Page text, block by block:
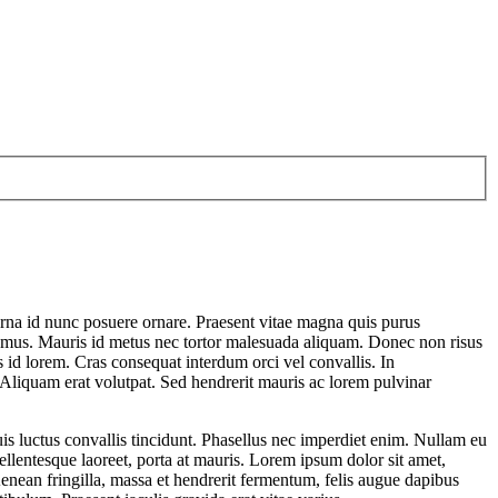
id nunc posuere ornare. Praesent vitae magna quis purus
Mauris id metus nec tortor malesuada aliquam. Donec non risus
id lorem. Cras consequat interdum orci vel convallis. In
erat volutpat. Sed hendrerit mauris ac lorem pulvinar
luctus convallis tincidunt. Phasellus nec imperdiet enim. Nullam eu
laoreet, porta at mauris. Lorem ipsum dolor sit amet,
fringilla, massa et hendrerit fermentum, felis augue dapibus